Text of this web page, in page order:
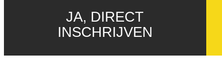
JA, DIRECT
INSCHRIJVEN